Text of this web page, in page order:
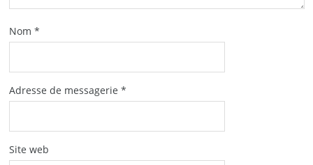
Nom *
Adresse de messagerie *
Site web